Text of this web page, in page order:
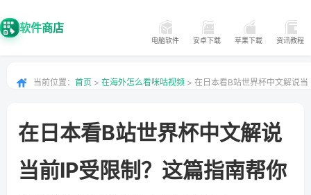
软件商店
电脑软件 安卓下载 苹果下载 资讯教程
当前位置： 首页 > 在海外怎么看咪咕视频 > 在日本看B站世界杯中文解说当
在日本看B站世界杯中文解说
当前IP受限制？这篇指南帮你